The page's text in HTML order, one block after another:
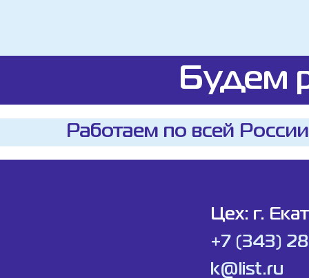
Будем
Работаем по всей
Цех: г.
+7 (343)
k@list.ru